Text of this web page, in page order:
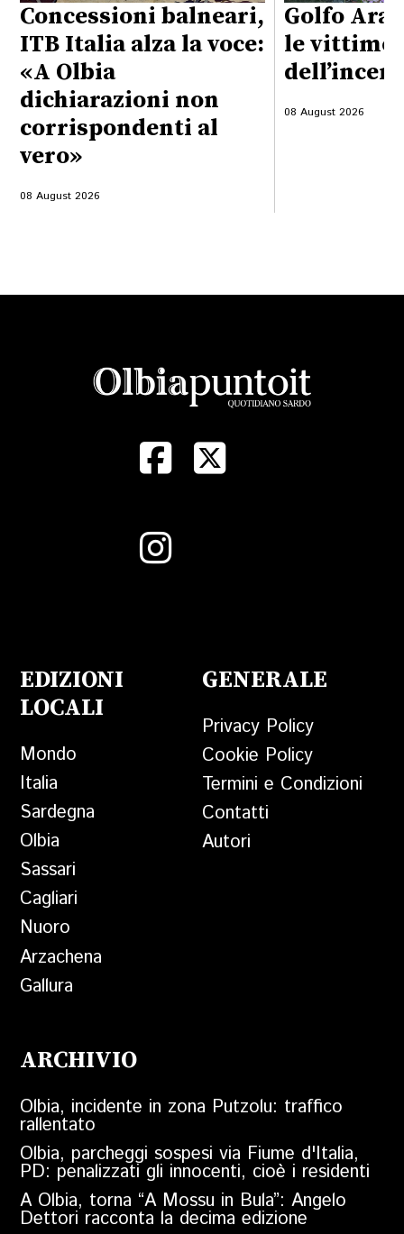
Concessioni balneari,
ITB Italia alza la voce:
«A Olbia
dichiarazioni non
corrispondenti al
vero»
08 August 2026
Golfo
le vittime
08 August 2026
EDIZIONI
LOCALI
Mondo
Italia
Sardegna
Olbia
Sassari
Cagliari
Nuoro
Arzachena
Gallura
GENERALE
Privacy Policy
Cookie Policy
Termini e Condizioni
Contatti
Autori
ARCHIVIO
Olbia, incidente in zona Putzolu: traffico
rallentato
Olbia, parcheggi sospesi via Fiume d'Italia,
PD: penalizzati gli innocenti, cioè i residenti
A Olbia, torna “A Mossu in Bula”: Angelo
Dettori racconta la decima edizione